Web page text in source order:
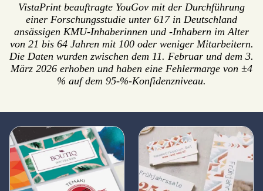
VistaPrint beauftragte YouGov mit der Durchführung
einer Forschungsstudie unter 617 in Deutschland
ansässigen KMU-Inhaberinnen und -Inhabern im Alter
von 21 bis 64 Jahren mit 100 oder weniger Mitarbeitern.
Die Daten wurden zwischen dem 11. Februar und dem 3.
März 2026 erhoben und haben eine Fehlermarge von ±4
% auf dem 95-%-Konfidenzniveau.